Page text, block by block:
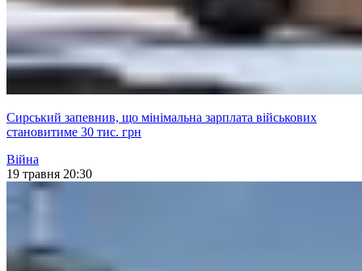
Сирський запевнив, що мінімальна зарплата військових
становитиме 30 тис. грн
Війна
19 травня 20:30